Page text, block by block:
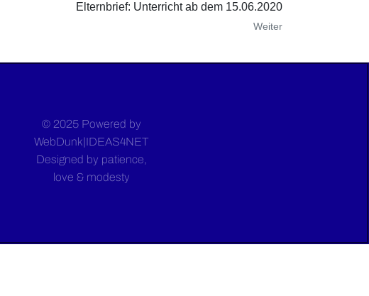
Elternbrief: Unterricht ab dem 15.06.2020
Weiter
© 2025 Powered by
WebDunk|IDEAS4NET
Designed by patience,
love & modesty